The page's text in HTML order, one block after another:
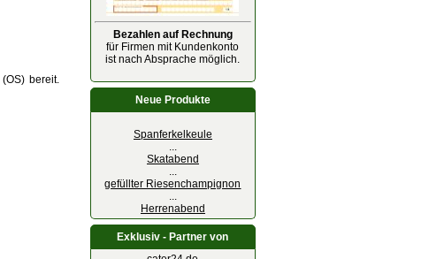
bereit.
Bezahlen auf Rechnung
für Firmen mit Kundenkonto
ist nach Absprache möglich.
Neue Produkte
Spanferkelkeule
...
Skatabend
...
gefüllter Riesenchampignon
...
Herrenabend
Exklusiv - Partner von